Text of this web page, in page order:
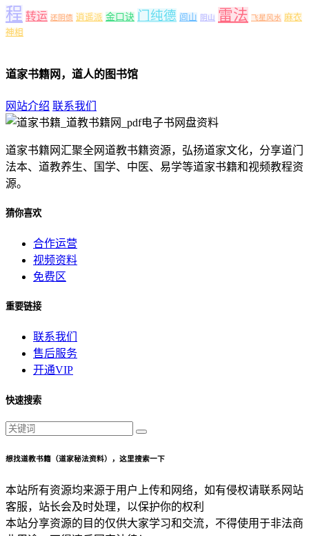
程 转运 还阴债 逍遥派 金口诀 门纯德 闾山 阴山 雷法 飞星风水 麻衣
神相
道家书籍网，道人的图书馆
网站介绍 联系我们
道家书籍网汇聚全网道教书籍资源，弘扬道家文化，分享道门
法本、道教养生、国学、中医、易学等道家书籍和视频教程资
源。
猜你喜欢
合作运营
视频资料
免费区
重要链接
联系我们
售后服务
开通VIP
快速搜索
想找道教书籍（道家秘法资料），这里搜索一下
本站所有资源均来源于用户上传和网络，如有侵权请联系网站
客服，站长会及时处理，以保护你的权利
本站分享资源的目的仅供大家学习和交流，不得使用于非法商